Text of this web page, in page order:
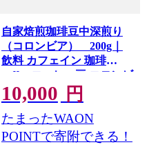
自家焙煎珈琲豆中深煎り
（コロンビア） 200g｜
飲料 カフェイン 珈琲
coffee コーヒー豆 コロンビ
ア 自家焙煎珈琲豆 中深煎
り 伊那 長野 信州 ふるさと
納税【010-d3】
10,000 円
たまったWAON
POINTで寄附できる！